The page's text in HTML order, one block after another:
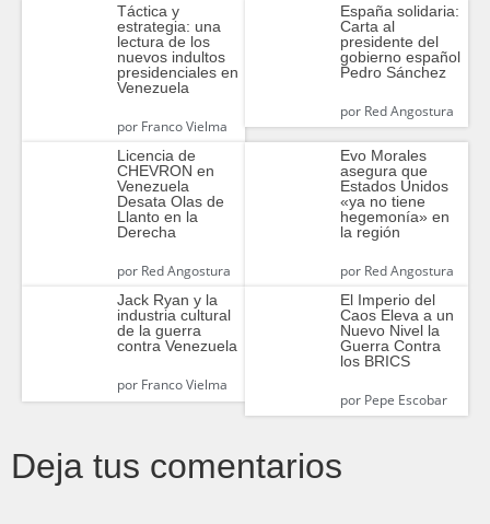
Táctica y
estrategia: una
lectura de los
nuevos indultos
presidenciales en
Venezuela
porFranco Vielma
España solidaria:
Carta al
presidente del
gobierno español
Pedro Sánchez
porRed Angostura
Licencia de
CHEVRON en
Venezuela
Desata Olas de
Llanto en la
Derecha
porRed Angostura
Evo Morales
asegura que
Estados Unidos
«ya no tiene
hegemonía» en
la región
porRed Angostura
Jack Ryan y la
industria cultural
de la guerra
contra Venezuela
porFranco Vielma
El Imperio del
Caos Eleva a un
Nuevo Nivel la
Guerra Contra
los BRICS
porPepe Escobar
Deja tus comentarios